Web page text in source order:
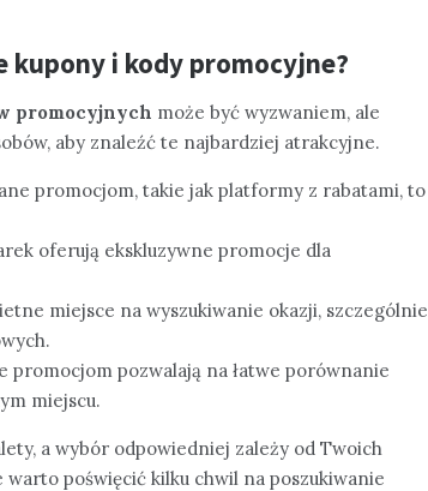
kupony i kody promocyjne?
promocyjnych może być wyzwaniem, ale
aby znaleźć te najbardziej atrakcyjne.
promocjom, takie jak platformy z rabatami, to
oferują ekskluzywne promocje dla
miejsce na wyszukiwanie okazji, szczególnie
promocjom pozwalają na łatwe porównanie
miejscu.
a wybór odpowiedniej zależy od Twoich
poświęcić kilku chwil na poszukiwanie